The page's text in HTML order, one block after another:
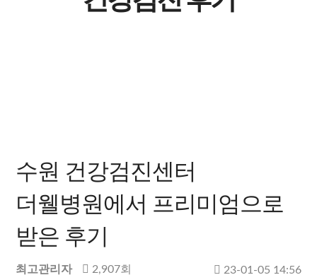
수원 건강검진센터
더웰병원에서 프리미엄으로
받은 후기
최고관리자 2,907회 23-01-05 14:56